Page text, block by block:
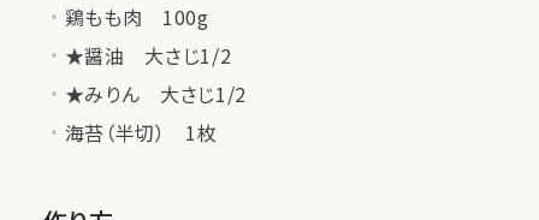
鶏もも肉 100g
★醤油 大さじ1/2
★みりん 大さじ1/2
海苔（半切） 1枚